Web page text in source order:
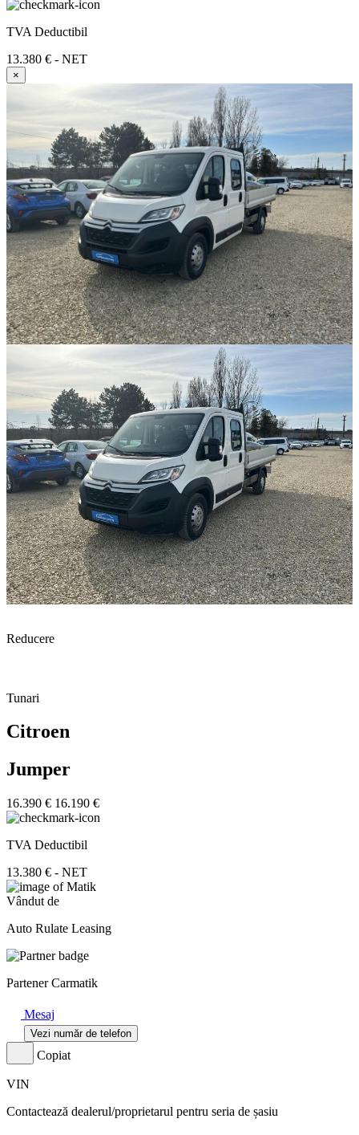
TVA Deductibil
13.380 € - NET
×
Reducere
Tunari
Citroen
Jumper
16.390 € 16.190 €
TVA Deductibil
13.380 € - NET
Vândut de
Auto Rulate Leasing
Partener Carmatik
Mesaj
Vezi număr de telefon
Copiat
VIN
Contactează dealerul/proprietarul pentru seria de șasiu